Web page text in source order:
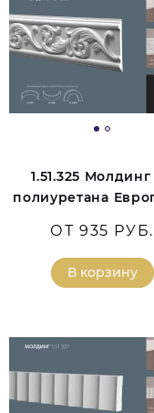
1.51.325 Молдинг
полиуретана
ОТ 935 РУБ.
В корзину